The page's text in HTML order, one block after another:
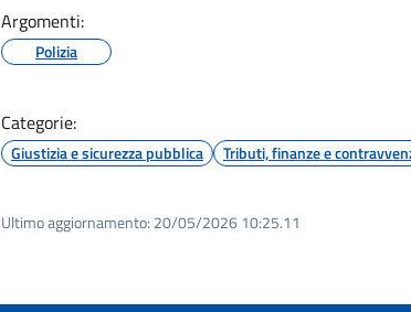
Argomenti:
Polizia
Categorie:
Giustizia e sicurezza pubblica Tributi, finanze e
Ultimo aggiornamento: 20/05/2026 10:25.11